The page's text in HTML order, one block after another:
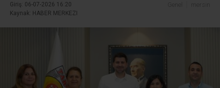
Giriş: 06-07-2026 16:20
Kaynak: HABER MERKEZI
Genel mersin